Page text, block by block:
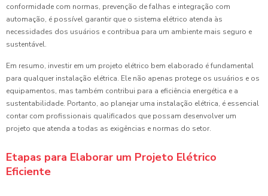
conformidade com normas, prevenção de falhas e integração com
automação, é possível garantir que o sistema elétrico atenda às
necessidades dos usuários e contribua para um ambiente mais seguro e
sustentável.
Em resumo, investir em um projeto elétrico bem elaborado é fundamental
para qualquer instalação elétrica. Ele não apenas protege os usuários e os
equipamentos, mas também contribui para a eficiência energética e a
sustentabilidade. Portanto, ao planejar uma instalação elétrica, é essencial
contar com profissionais qualificados que possam desenvolver um
projeto que atenda a todas as exigências e normas do setor.
Etapas para Elaborar um Projeto Elétrico
Eficiente